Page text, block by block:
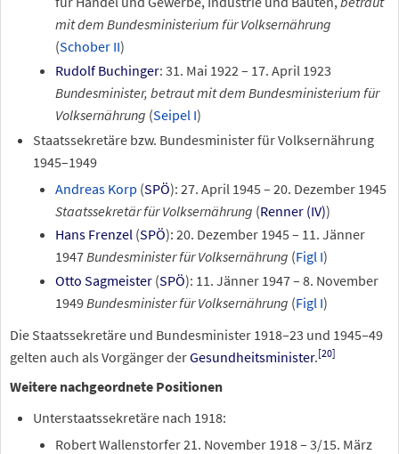
mit dem Bundesministerium für Volksernährung
(Schober II)
Rudolf Buchinger:31. Mai 1922 – 17. April 1923
Bundesminister, betraut mit dem Bundesministerium für
Volksernährung (Seipel I)
Staatssekretäre bzw. Bundesminister für Volksernährung
1945–1949
Andreas Korp (SPÖ):27. April 1945 –20. Dezember 1945
Staatssekretär für Volksernährung (Renner (IV))
Hans Frenzel (SPÖ):20. Dezember 1945 – 11. Jänner
1947Bundesminister für Volksernährung (Figl I)
Otto Sagmeister (SPÖ): 11. Jänner 1947 –8. November
1949Bundesminister für Volksernährung (Figl I)
Die Staatssekretäre und Bundesminister 1918–23 und 1945–49
gelten auch als Vorgänger derGesundheitsminister.[20]
Weitere nachgeordnete Positionen
Unterstaatssekretäre nach 1918:
Robert Wallenstorfer21. November 1918– 3/15. März